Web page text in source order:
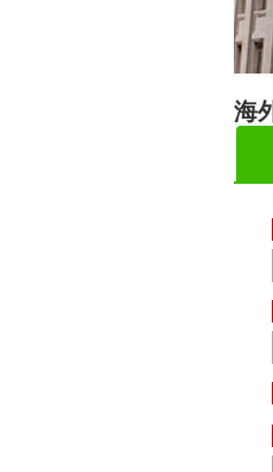
海